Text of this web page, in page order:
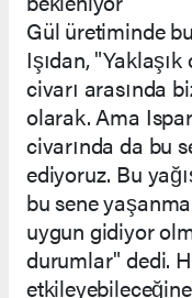
Gül üretiminde
Işıdan,
civarı arasında
olarak. Ama
civarında da bu
ediyoruz. Bu
bu sene
uygun gidiyor
durumlar" dedi.